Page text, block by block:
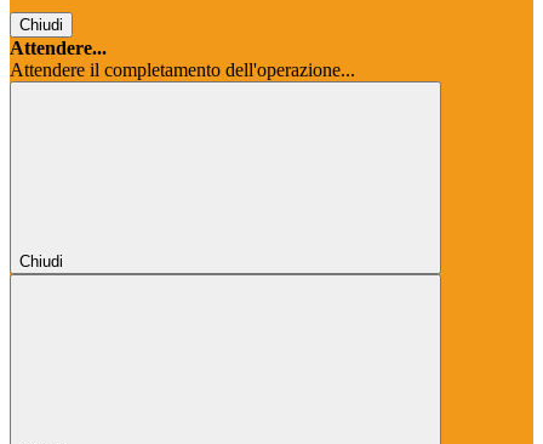
Chiudi
Attendere...
Attendere il completamento dell'operazione...
Chiudi